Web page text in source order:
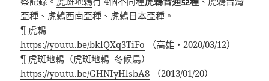
亞種、虎鶇西南亞種、虎鶇日本亞種。
¶ 虎鶇
https://youtu.be/bklQXq3TiFo （高雄・2020/03/12）
¶ 虎斑地鶇（虎斑地鶇−冬候鳥）
https://youtu.be/GHNIyHlsbA8 （2013/01/20）